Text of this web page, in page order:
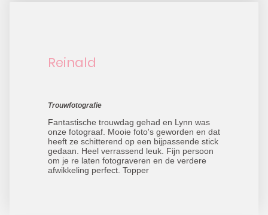
Reinald
Trouwfotografie
Fantastische trouwdag gehad en Lynn was
onze fotograaf. Mooie foto's geworden en dat
heeft ze schitterend op een bijpassende stick
gedaan. Heel verrassend leuk. Fijn persoon
om je re laten fotograveren en de verdere
afwikkeling perfect. Topper